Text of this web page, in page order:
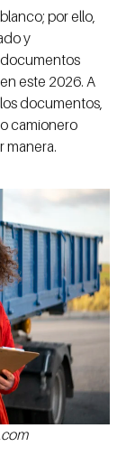
por ello,
y
este 2026. A
documentos,
camionero
manera.